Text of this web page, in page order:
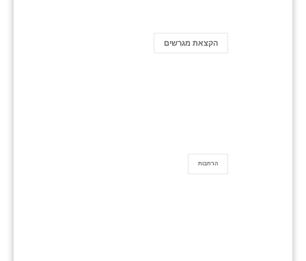
הקצאת מגרשים
הרחבות